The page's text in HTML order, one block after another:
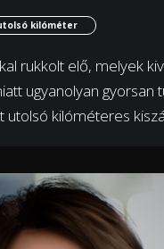
kilóméter
rukkolt elő, melyek
ugyanolyan gyorsan
kilóméteres